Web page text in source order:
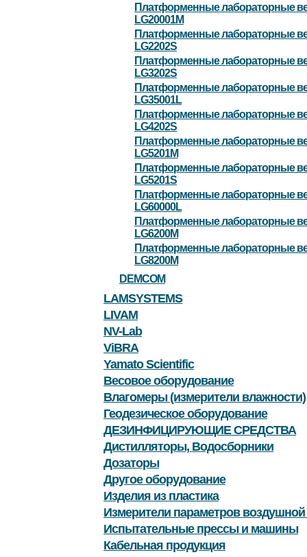
Платформенные лабораторные
LG20001M
Платформенные лабораторные
LG2202S
Платформенные лабораторные
LG3202S
Платформенные лабораторные
LG35001L
Платформенные лабораторные
LG4202S
Платформенные лабораторные
LG5201M
Платформенные лабораторные
LG5201S
Платформенные лабораторные
LG60000L
Платформенные лабораторные
LG6200M
Платформенные лабораторные
LG8200M
DEMCOM
LAMSYSTEMS
LIVAM
NV-Lab
ViBRA
Yamato Scientific
Весовое оборудование
Влагомеры (измерители влажности)
Геодезическое оборудование
ДЕЗИНФИЦИРУЮЩИЕ СРЕДСТВА
Дистилляторы, Водосборники
Дозаторы
Другое оборудование
Изделия из пластика
Измерители параметров
Испытательные прессы и машины
Кабельная продукция